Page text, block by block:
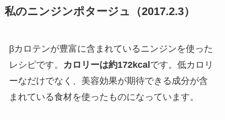
私のニンジンポタージュ（2017.2.3）
βカロテンが豊富に含まれているニンジンを使った
レシピです。
カロリーは約172kcalです。低カロリ
ーなだけでなく、美容効果が期待できる成分が含
まれている食材を使ったものになっています。